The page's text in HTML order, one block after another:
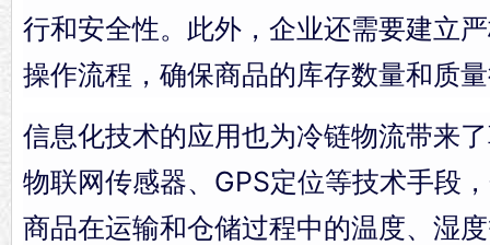
行和安全性。此外，企业还需要建立
操作流程，确保商品的库存数量和质
信息化技术的应用也为冷链物流带来
物联网传感器、GPS定位等技术手段
商品在运输和仓储过程中的温度、湿